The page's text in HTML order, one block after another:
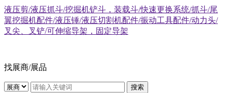
液压剪/液压抓斗/挖掘机铲斗，装载斗/快速更换系统/抓斗/尾
翼挖掘机配件/液压锤/液压切割机配件/振动工具配件/动力头/
叉尖、叉铲/可伸缩导架，固定导架
找展商/展品
搜索